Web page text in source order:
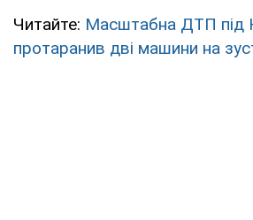
Читайте: Масштабна ДТП під
протаранив дві машини на